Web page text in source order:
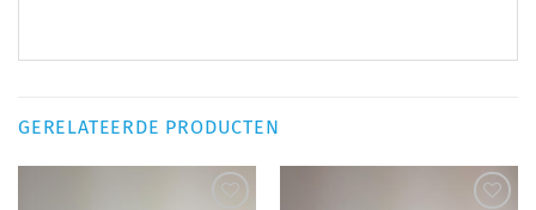
GERELATEERDE PRODUCTEN